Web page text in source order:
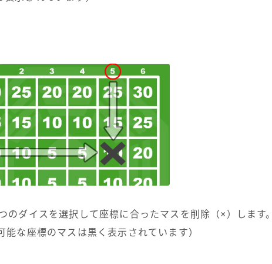
のダイスを選択して座標に合ったマスを削除（×）します。
能な座標のマスは黒く表示されています）